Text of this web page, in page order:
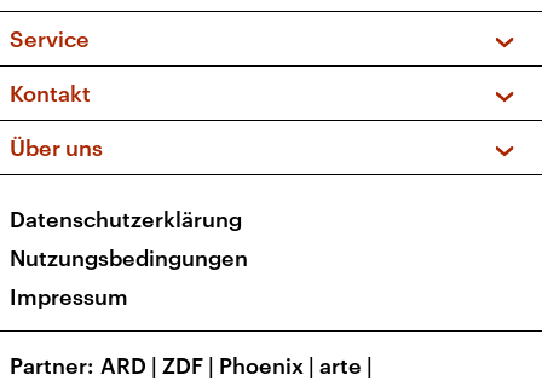
Sendungen und Podcasts
Musikliste
Kakadu – Das Kinderprogramm
Frequenzen (UKW + DAB+)
Service
FAQ
Apps
Newsletter
Veranstaltungen
Kontakt
Social Media
Über uns
Presse
Karriere
Transparenz
Datenschutzerklärung
Nutzungsbedingungen
Impressum
Partner ARD | ZDF | Phoenix | arte |